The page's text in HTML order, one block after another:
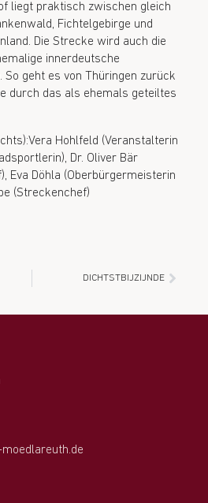
liegt praktisch zwischen gleich
Fichtelgebirge und
Die Strecke wird auch die
innerdeutsche
So geht es von Thüringen zurück
durch das als ehemals geteiltes
Hohlfeld (Veranstalterin
Dr. Oliver Bär
Eva Döhla (Oberbürgermeisterin
(Streckenchef)
DICHTSTBIJZIJNDE